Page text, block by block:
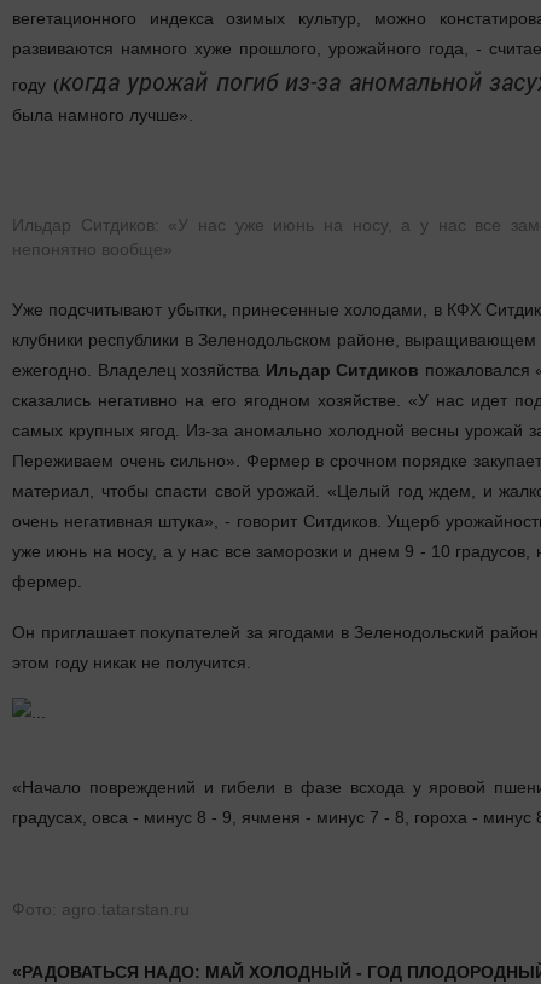
вегетационного индекса озимых культур, можно
развиваются намного хуже прошлого, урожайного года, -
году (когда урожай погиб из-за аномальной
была намного лучше».
Ильдар Ситдиков: «У нас уже июнь на носу, а у нас все
непонятно вообще»
Уже подсчитывают убытки, принесенные холодами, в КФХ
клубники республики в Зеленодольском районе,
ежегодно. Владелец хозяйства Ильдар Ситдиков пожаловался
сказались негативно на его ягодном хозяйстве. «У нас идет
самых крупных ягод. Из-за аномально холодной весны урожай
Переживаем очень сильно». Фермер в срочном порядке
материал, чтобы спасти свой урожай. «Целый год ждем, и
очень негативная штука», - говорит Ситдиков. Ущерб
уже июнь на носу, а у нас все заморозки и днем 9 - 10
фермер.
Он приглашает покупателей за ягодами в Зеленодольский
этом году никак не получится.
«Начало повреждений и гибели в фазе всхода у яровой
градусах, овса - минус 8 - 9, ячменя - минус 7 - 8, гороха - минус
Фото: agro.tatarstan.ru
«РАДОВАТЬСЯ НАДО: МАЙ ХОЛОДНЫЙ - ГОД